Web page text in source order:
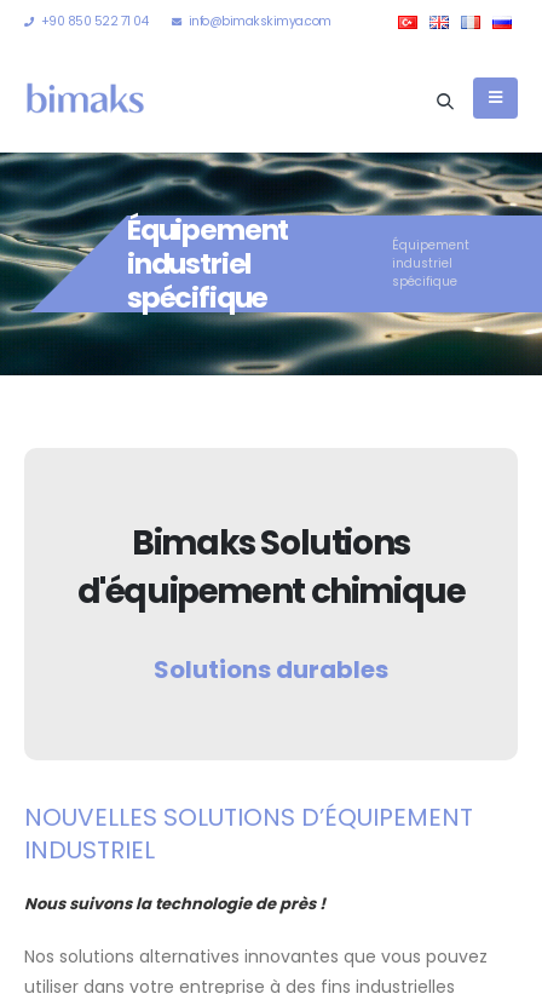
+90 850 522 71 04 info@bimakskimya.com
Équipement
industriel
spécifique
Équipement
industriel
spécifique
Bimaks Solutions
d'équipement chimique
Solutions durables
NOUVELLES SOLUTIONS D’ÉQUIPEMENT
INDUSTRIEL
Nous suivons la technologie de près !
Nos solutions alternatives innovantes que vous pouvez
utiliser dans votre entreprise à des fins industrielles